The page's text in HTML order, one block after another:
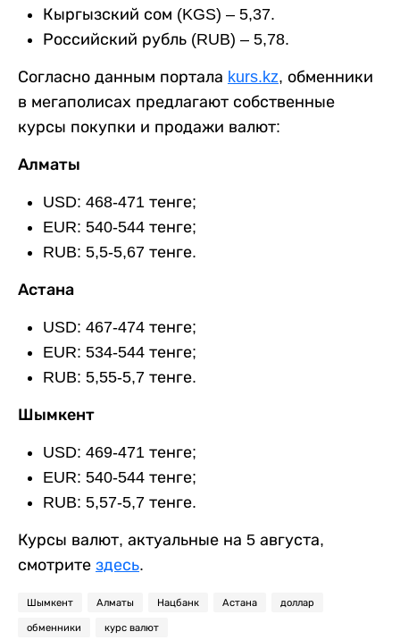
Кыргызский сом (KGS) – 5,37.
Российский рубль (RUB) – 5,78.
Согласно данным портала kurs.kz, обменники
в мегаполисах предлагают собственные
курсы покупки и продажи валют:
Алматы
USD: 468-471 тенге;
EUR: 540-544 тенге;
RUB: 5,5-5,67 тенге.
Астана
USD: 467-474 тенге;
EUR: 534-544 тенге;
RUB: 5,55-5,7 тенге.
Шымкент
USD: 469-471 тенге;
EUR: 540-544 тенге;
RUB: 5,57-5,7 тенге.
Курсы валют, актуальные на 5 августа,
смотрите здесь.
Шымкент Алматы Нацбанк Астана доллар
обменники курс валют